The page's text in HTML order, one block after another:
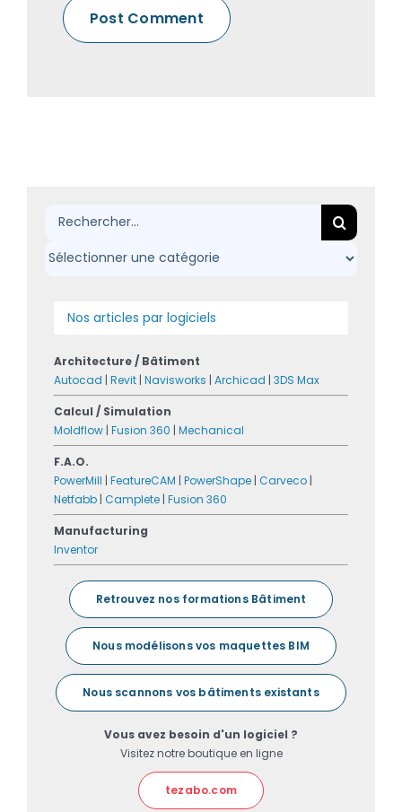
Rechercher:
Nos articles par logiciels
Architecture / Bâtiment
Autocad | Revit | Navisworks | Archicad | 3DS Max
Calcul / Simulation
Moldflow | Fusion 360 | Mechanical
F.A.O.
PowerMill | FeatureCAM | PowerShape | Carveco |
Netfabb | Camplete | Fusion 360
Manufacturing
Inventor
Retrouvez nos formations Bâtiment
Nous modélisons vos maquettes BIM
Nous scannons vos bâtiments existants
Vous avez besoin d'un logiciel ?
Visitez notre boutique en ligne
tezabo.com